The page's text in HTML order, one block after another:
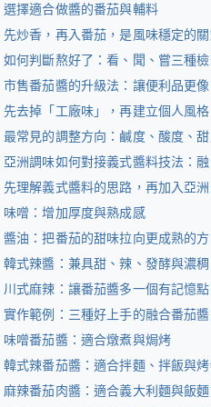
選擇適合做醬的番茄與輔料
先炒香，再入番茄，是風味穩定的
如何判斷熬好了：看、聞、嘗三種
市售番茄醬的升級法：讓便利品更
先去掉「工廠味」，再建立個人風格
最常見的調整方向：鹹度、酸度、
亞洲調味如何對接義式醬料技法：
先理解義式醬料的思路，再加入亞
味噌：增加厚度與熟成感
醬油：把番茄的甜味拉向更成熟的
韓式辣醬：兼具甜、辣、發酵與濃稠
川式麻辣：讓番茄醬多一個有記憶
實作範例：三種好上手的融合番茄
味噌番茄醬：適合燉煮與焗烤
韓式辣番茄醬：適合拌麵、拌飯與
麻辣番茄肉醬：適合義大利麵與飯麵